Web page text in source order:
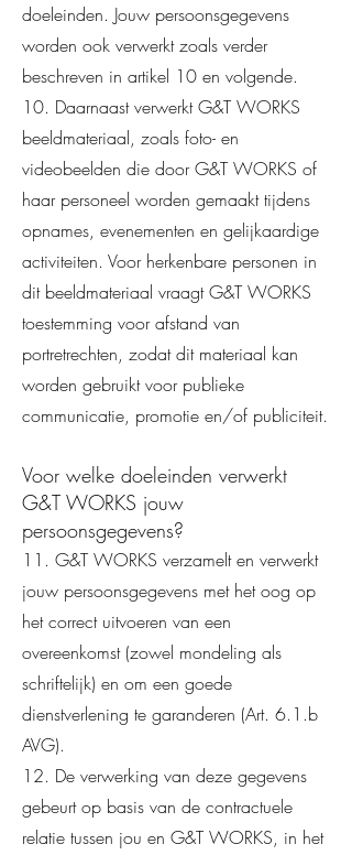
doeleinden. Jouw persoonsgegevens
worden ook verwerkt zoals verder
beschreven in artikel 10 en volgende.
10. Daarnaast verwerkt G&T WORKS
beeldmateriaal, zoals foto- en
videobeelden die door G&T WORKS of
haar personeel worden gemaakt tijdens
opnames, evenementen en gelijkaardige
activiteiten. Voor herkenbare personen in
dit beeldmateriaal vraagt G&T WORKS
toestemming voor afstand van
portretrechten, zodat dit materiaal kan
worden gebruikt voor publieke
communicatie, promotie en/of publiciteit.
Voor welke doeleinden verwerkt
G&T WORKS jouw
persoonsgegevens?
11. G&T WORKS verzamelt en verwerkt
jouw persoonsgegevens met het oog op
het correct uitvoeren van een
overeenkomst (zowel mondeling als
schriftelijk) en om een goede
dienstverlening te garanderen (Art. 6.1.b
AVG).
12. De verwerking van deze gegevens
gebeurt op basis van de contractuele
relatie tussen jou en G&T WORKS, in het